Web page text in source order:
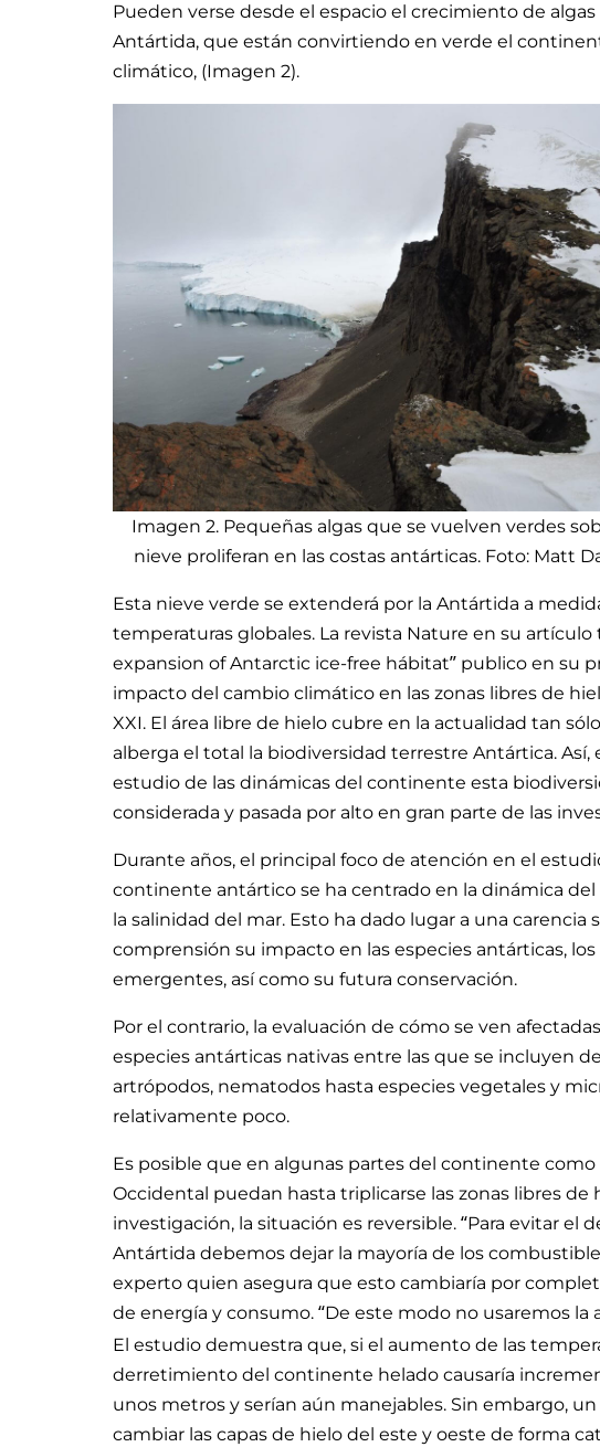
Pueden verse desde el espacio el crecimiento de
Antártida, que están convirtiendo en verde el
climático, (Imagen 2).
Imagen 2. Pequeñas algas que se vuelven verdes
nieve proliferan en las costas antárticas. Foto: Matt
Esta nieve verde se extenderá por la Antártida a
temperaturas globales. La revista Nature en su
expansion of Antarctic ice-free hábitat” publico en su
impacto del cambio climático en las zonas libres de
XXI. El área libre de hielo cubre en la actualidad tan
alberga el total la biodiversidad terrestre Antártica.
estudio de las dinámicas del continente esta
considerada y pasada por alto en gran parte de las
Durante años, el principal foco de atención en el
continente antártico se ha centrado en la dinámica del
la salinidad del mar. Esto ha dado lugar a una carencia
comprensión su impacto en las especies antárticas,
emergentes, así como su futura conservación.
Por el contrario, la evaluación de cómo se ven
especies antárticas nativas entre las que se incluyen
artrópodos, nematodos hasta especies vegetales y
relativamente poco.
Es posible que en algunas partes del continente
Occidental puedan hasta triplicarse las zonas libres de
investigación, la situación es reversible. “Para evitar el
Antártida debemos dejar la mayoría de los
experto quien asegura que esto cambiaría por
de energía y consumo. “De este modo no usaremos la
El estudio demuestra que, si el aumento de las
derretimiento del continente helado causaría
unos metros y serían aún manejables. Sin embargo,
cambiar las capas de hielo del este y oeste de forma